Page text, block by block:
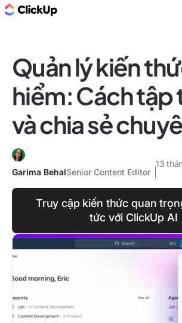
Quản lý kiến
hiểm: Cách tập
và chia sẻ
Garima BehalSenior Content Editor
13
Truy cập kiến thức quan
tức với ClickUp AI